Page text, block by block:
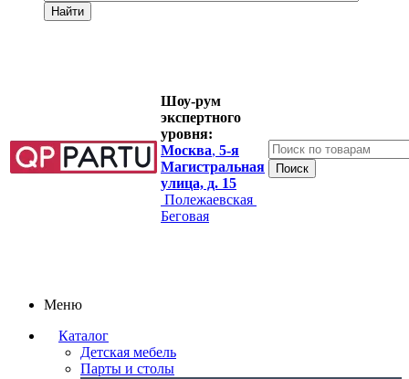
Найти
Шоу-рум
экспертного
уровня:
Москва, 5-я
Магистральная
улица, д. 15
Полежаевская
Беговая
Меню
Каталог
Детская мебель
Парты и столы